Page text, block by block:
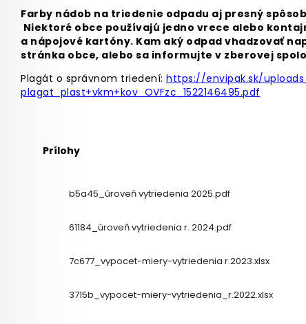
Farby nádob na triedenie odpadu aj presný
Niektoré obce používajú jedno vrece alebo
a nápojové kartóny. Kam aký odpad vhadzovať
stránka obce, alebo sa informujte v zberovej
Plagát o správnom triedení: https://envipak.sk/
plagat_plast+vkm+kov_OVFzc_1522146495.pdf
Prílohy
b5a45_úroveň vytriedenia 2025.pdf
61184_úroveň vytriedenia r. 2024.pdf
7c677_vypocet-miery-vytriedenia r.2023.xlsx
3715b_vypocet-miery-vytriedenia_r.2022.xlsx